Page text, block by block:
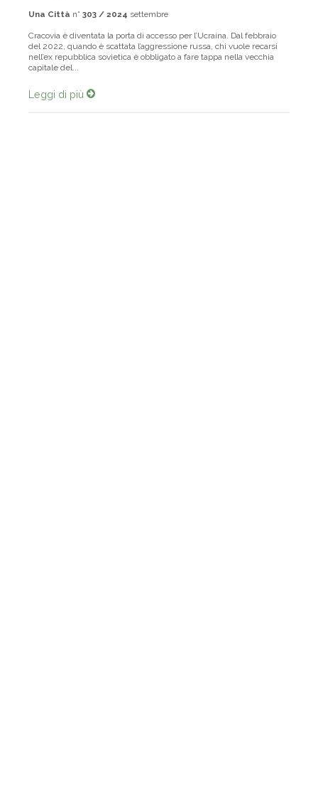
Una Città n° 303 / 2024 settembre
Cracovia è diventata la porta di accesso per l’Ucraina. Dal febbraio
del 2022, quando è scattata l’aggressione russa, chi vuole recarsi
nell’ex repubblica sovietica è obbligato a fare tappa nella vecchia
capitale del...
Leggi di più